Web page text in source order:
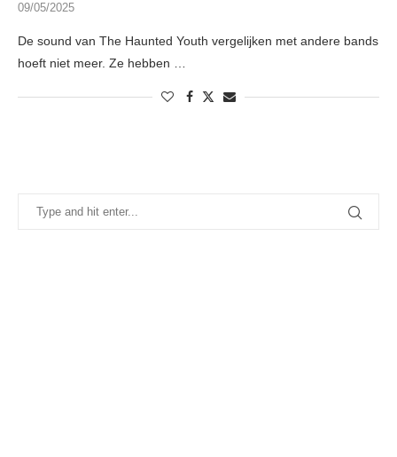
09/05/2025
De sound van The Haunted Youth vergelijken met andere bands
hoeft niet meer. Ze hebben …